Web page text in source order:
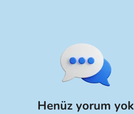
Henüz yorum yok